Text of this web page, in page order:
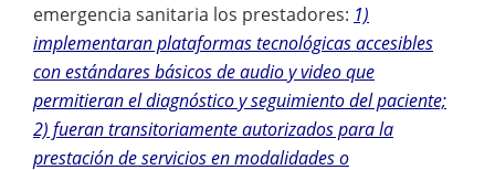
emergencia sanitaria los prestadores: 1)
implementaran plataformas tecnológicas accesibles
con estándares básicos de audio y video que
permitieran el diagnóstico y seguimiento del paciente;
2) fueran transitoriamente autorizados para la
prestación de servicios en modalidades o